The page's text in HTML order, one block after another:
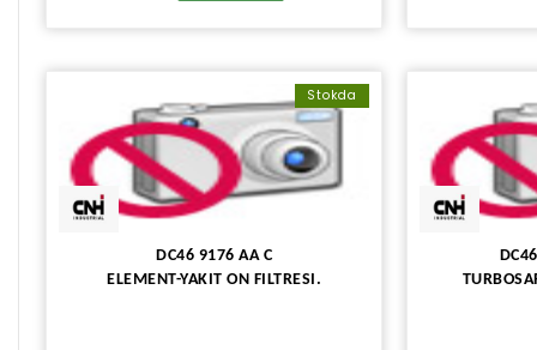
Stokda
DC46 9176 AA C
ELEMENT-YAKIT ON FILTRESI.